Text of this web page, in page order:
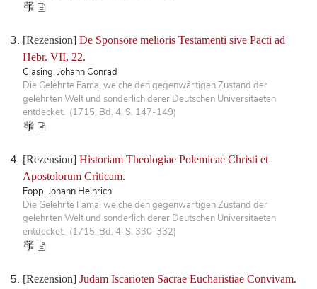
[Rezension] De Sponsore melioris Testamenti sive Pacti ad
Hebr. VII, 22.
Clasing, Johann Conrad
Die Gelehrte Fama, welche den gegenwärtigen Zustand der
gelehrten Welt und sonderlich derer Deutschen Universitaeten
entdecket. (1715, Bd. 4, S. 147-149)
[Rezension] Historiam Theologiae Polemicae Christi et
Apostolorum Criticam.
Fopp, Johann Heinrich
Die Gelehrte Fama, welche den gegenwärtigen Zustand der
gelehrten Welt und sonderlich derer Deutschen Universitaeten
entdecket. (1715, Bd. 4, S. 330-332)
[Rezension] Judam Iscarioten Sacrae Eucharistiae Convivam.